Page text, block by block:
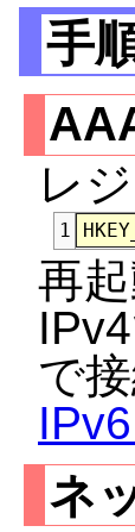
手
レ
1
再
で
ネ